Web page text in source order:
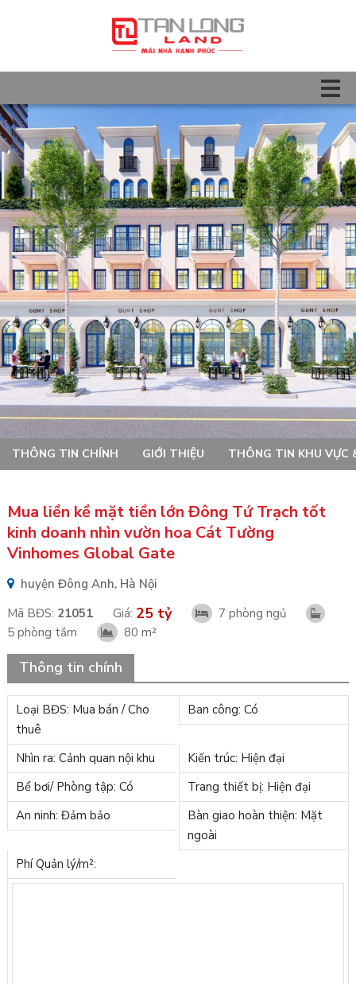
THÔNG TIN CHÍNH GIỚI THIỆU THÔNG TIN KHU VỰC
Mua liền kề mặt tiền lớn Đông Tứ Trạch tốt
kinh doanh nhìn vườn hoa Cát Tường
Vinhomes Global Gate
huyện Đông Anh, Hà Nội
Mã BĐS: 21051 Giá: 25 tỷ
7 phòng ngủ
5 phòng tắm
80 m²
Thông tin chính
Loại BĐS: Mua bán / Cho
thuê
Ban công: Có
Nhìn ra: Cảnh quan nội khu
Kiến trúc: Hiện đại
Bể bơi/ Phòng tập: Có
Trang thiết bị: Hiện đại
An ninh: Đảm bảo
Bàn giao hoàn thiện: Mặt
ngoài
Phí Quản lý/m²: